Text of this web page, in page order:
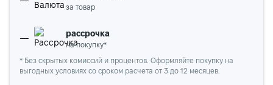
за товар
рассрочка
на покупку*
* Без скрытых комиссий и процентов. Оформляйте покупку на
выгодных условиях со сроком расчета от 3 до 12 месяцев.